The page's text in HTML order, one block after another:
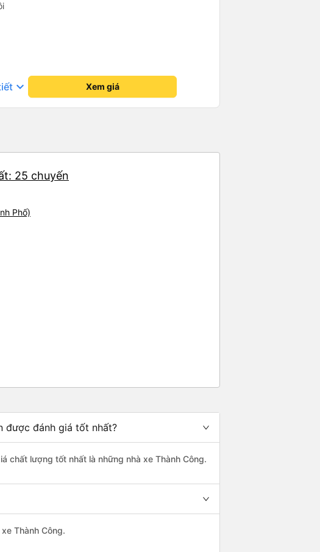
keyboard_arrow_down Xem giá
25 chuyến
Phố)
được đánh giá tốt nhất?
chất lượng tốt nhất là những nhà xe Thành Công.
Thành Công.